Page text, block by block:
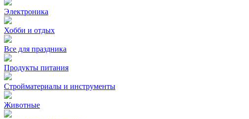
Электроника
Хобби и отдых
Все для праздника
Продукты питания
Стройматериалы и инструменты
Животные